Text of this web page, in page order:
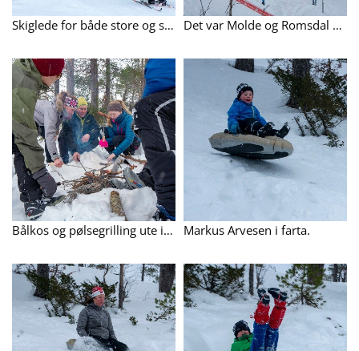
Skiglede for både store og små. Det var bortimot 200 som deltok på "Kom deg ut Dagen" på Eresfjord og Vistdal skisenter. Det var Molde og Romsdal Turistforening i samarbeid med idrettslaga i Vistdal Og Eresfjord som stod bak "Kom deg ut dagen" 3/2-19.
Bålkos og pølsegrilling ute i skogen. Markus Arvesen i farta.